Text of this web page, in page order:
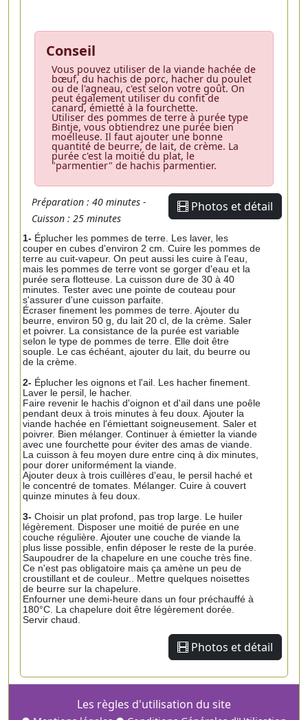
Conseil
Vous pouvez utiliser de la viande hachée de
bœuf, du hachis de porc, hacher du poulet
ou de l'agneau, c'est selon votre goût. On
peut également utiliser du confit de
canard, émietté à la fourchette.
Utiliser des pommes de terre à purée type
Bintje, vous obtiendrez une purée bien
moelleuse. Il faut ajouter une bonne
quantité de beurre, de lait, de crème. La
purée c'est la moitié du plat, le
"parmentier" de hachis parmentier.
Préparation : 40 minutes -
Cuisson : 25 minutes
Photos et détail
1- Éplucher les pommes de terre. Les laver, les
couper en cubes d'environ 2 cm. Cuire les pommes de
terre au cuit-vapeur. On peut aussi les cuire à l'eau,
mais les pommes de terre vont se gorger d'eau et la
purée sera flotteuse. La cuisson dure de 30 à 40
minutes. Tester avec une pointe de couteau pour
s'assurer d'une cuisson parfaite.
Écraser finement les pommes de terre. Ajouter du
beurre, environ 50 g, du lait 20 cl, de la crème. Saler
et poivrer. La consistance de la purée est variable
selon le type de pommes de terre. Elle doit être
souple. Le cas échéant, ajouter du lait, du beurre ou
de la crème.
2- Éplucher les oignons et l'ail. Les hacher finement.
Laver le persil, le hacher.
Faire revenir le hachis d'oignon et d'ail dans une poêle
pendant deux à trois minutes à feu doux. Ajouter la
viande hachée en l'émiettant soigneusement. Saler et
poivrer. Bien mélanger. Continuer à émietter la viande
avec une fourchette pour éviter des amas de viande.
La cuisson à feu moyen dure entre cinq à dix minutes,
pour dorer uniformément la viande.
Ajouter deux à trois cuillères d'eau, le persil haché et
le concentré de tomates. Mélanger. Cuire à couvert
quinze minutes à feu doux.
3- Choisir un plat profond, pas trop large. Le huiler
légèrement. Disposer une moitié de purée en une
couche régulière. Ajouter une couche de viande la
plus lisse possible, enfin déposer le reste de la purée.
Saupoudrer de la chapelure en une couche très fine.
Ce n'est pas obligatoire mais ça amène un peu de
croustillant et de couleur.. Mettre quelques noisettes
de beurre sur la chapelure.
Enfourner une demi-heure dans un four préchauffé à
180°C. La chapelure doit être légèrement dorée.
Servir chaud.
Photos et détail
Les règles d'utilisation du site